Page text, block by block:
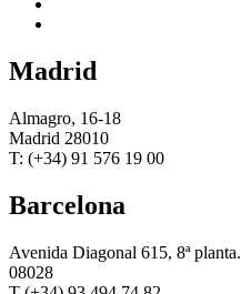
Madrid
Almagro, 16-18
Madrid 28010
T: (+34) 91 576 19 00
Barcelona
Avenida Diagonal 615, 8ª planta.
08028